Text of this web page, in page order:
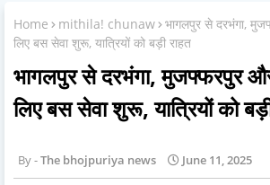
Home mithila! chunaw भागलपुर से दरभंगा,
लिए बस सेवा शुरू, यात्रियों को बड़ी राहत
भागलपुर से दरभंगा, मुजफ्फरपुर
लिए बस सेवा शुरू, यात्रियों को
The bhojpuriya news June 11, 2025